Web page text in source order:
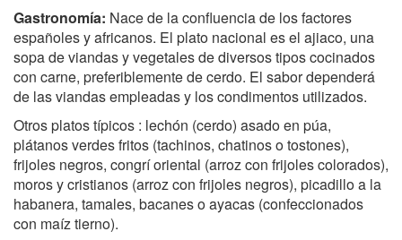
Gastronomía: Nace de la confluencia de los factores
españoles y africanos. El plato nacional es el ajiaco, una
sopa de viandas y vegetales de diversos tipos cocinados
con carne, preferiblemente de cerdo. El sabor dependerá
de las viandas empleadas y los condimentos utilizados.
Otros platos típicos : lechón (cerdo) asado en púa,
plátanos verdes fritos (tachinos, chatinos o tostones),
frijoles negros, congrí oriental (arroz con frijoles colorados),
moros y cristianos (arroz con frijoles negros), picadillo a la
habanera, tamales, bacanes o ayacas (confeccionados
con maíz tierno).